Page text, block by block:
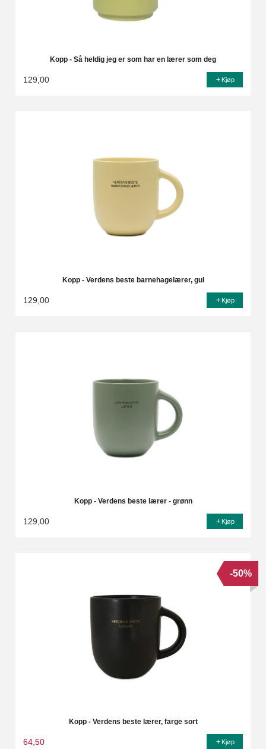
Kopp - Så heldig jeg er som har en lærer som deg
129,00 Kjøp
Kopp - Verdens beste barnehagelærer, gul
129,00 Kjøp
Kopp - Verdens beste lærer - grønn
129,00 Kjøp
Kopp - Verdens beste lærer, farge sort
64,50
-50%
Kjøp